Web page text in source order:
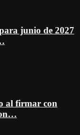
junio de 2027
al firmar con